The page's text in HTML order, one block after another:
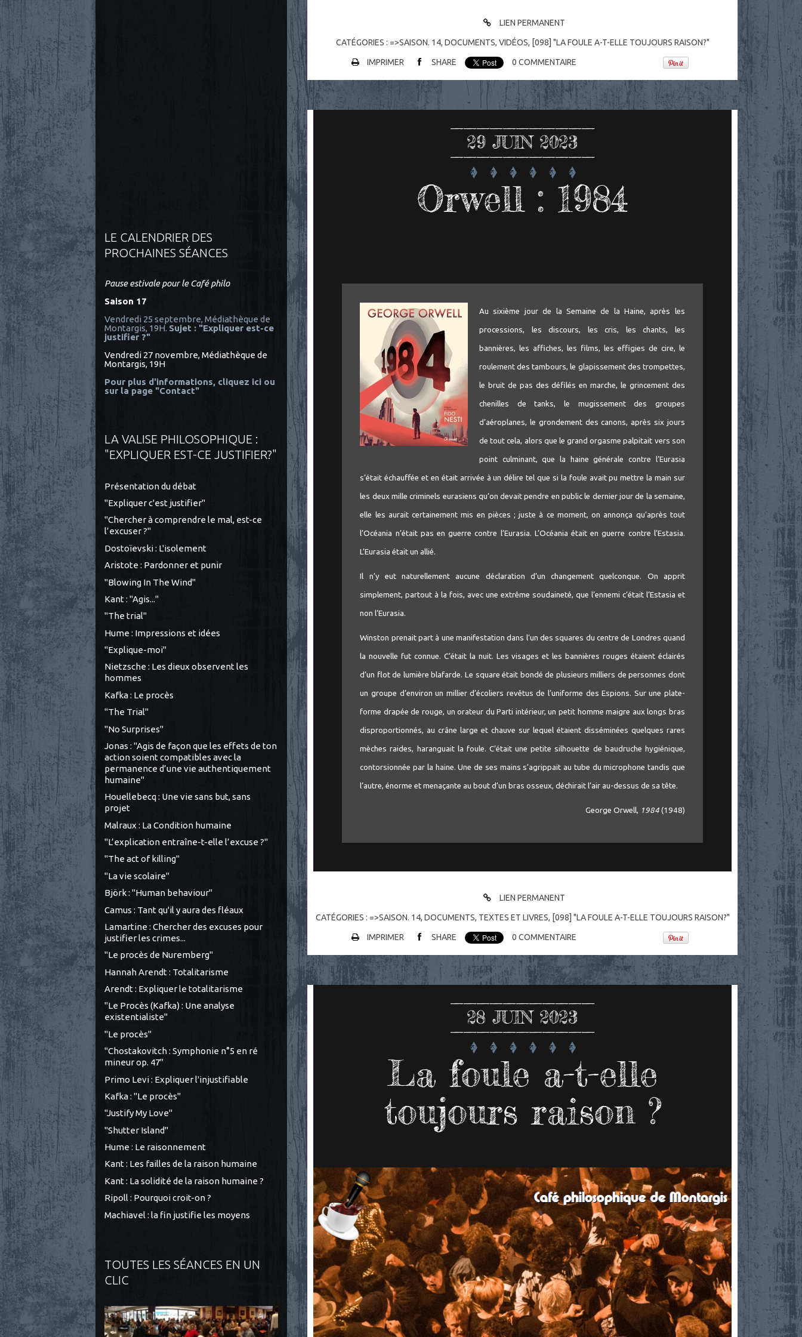
LE CALENDRIER DES
PROCHAINES SÉANCES
Pause estivale pour le Café philo
Saison 17
Vendredi 25 septembre, Médiathèque de
Montargis, 19H. Sujet : "Expliquer est-ce
justifier ?"
Vendredi 27 novembre, Médiathèque de
Montargis, 19H
Pour plus d'informations, cliquez ici ou
sur la page "Contact"
LA VALISE PHILOSOPHIQUE :
"EXPLIQUER EST-CE JUSTIFIER?"
Présentation du débat
"Expliquer c'est justifier"
"Chercher à comprendre le mal, est-ce
l’excuser ?"
Dostoïevski : L'isolement
Aristote : Pardonner et punir
"Blowing In The Wind"
Kant : "Agis..."
"The trial"
Hume : Impressions et idées
"Explique-moi"
Nietzsche : Les dieux observent les
hommes
Kafka : Le procès
"The Trial"
"No Surprises"
Jonas : "Agis de façon que les effets de ton
action soient compatibles avec la
permanence d’une vie authentiquement
humaine"
Houellebecq : Une vie sans but, sans
projet
Malraux : La Condition humaine
"L’explication entraîne-t-elle l’excuse ?"
"The act of killing"
"La vie scolaire"
Björk : "Human behaviour"
Camus : Tant qu'il y aura des fléaux
Lamartine : Chercher des excuses pour
justifier les crimes...
"Le procès de Nuremberg"
Hannah Arendt : Totalitarisme
Arendt : Expliquer le totalitarisme
"Le Procès (Kafka) : Une analyse
existentialiste"
"Le procès"
"Chostakovitch : Symphonie n°5 en ré
mineur op. 47"
Primo Levi : Expliquer l'injustifiable
Kafka : "Le procès"
"Justify My Love"
"Shutter Island"
Hume : Le raisonnement
Kant : Les failles de la raison humaine
Kant : La solidité de la raison humaine ?
Ripoll : Pourquoi croit-on ?
Machiavel : la fin justifie les moyens
TOUTES LES SÉANCES EN UN
CLIC
LIEN PERMANENT
CATÉGORIES : =>SAISON. 14, DOCUMENTS, VIDÉOS, [098] "LA FOULE A-T-ELLE TOUJOURS RAISON?"
IMPRIMER SHARE 0 COMMENTAIRE
29 JUIN 2023
Orwell : 1984
Au sixième jour de la Semaine de la Haine, après les
processions, les discours, les cris, les chants, les
bannières, les affiches, les films, les effigies de cire, le
roulement des tambours, le glapissement des trompettes,
le bruit de pas des défilés en marche, le grincement des
chenilles de tanks, le mugissement des groupes
d’aéroplanes, le grondement des canons, après six jours
de tout cela, alors que le grand orgasme palpitait vers son
point culminant, que la haine générale contre l’Eurasia
s’était échauffée et en était arrivée à un délire tel que si la foule avait pu mettre la main sur
les deux mille criminels eurasiens qu’on devait pendre en public le dernier jour de la semaine,
elle les aurait certainement mis en pièces ; juste à ce moment, on annonça qu’après tout
l’Océania n’était pas en guerre contre l’Eurasia. L’Océania était en guerre contre l’Estasia.
L’Eurasia était un allié.
Il n’y eut naturellement aucune déclaration d’un changement quelconque. On apprit
simplement, partout à la fois, avec une extrême soudaineté, que l’ennemi c’était l’Estasia et
non l’Eurasia.
Winston prenait part à une manifestation dans l’un des squares du centre de Londres quand
la nouvelle fut connue. C’était la nuit. Les visages et les bannières rouges étaient éclairés
d’un flot de lumière blafarde. Le square était bondé de plusieurs milliers de personnes dont
un groupe d’environ un millier d’écoliers revêtus de l’uniforme des Espions. Sur une plate-
forme drapée de rouge, un orateur du Parti intérieur, un petit homme maigre aux longs bras
disproportionnés, au crâne large et chauve sur lequel étaient disséminées quelques rares
mèches raides, haranguait la foule. C’était une petite silhouette de baudruche hygiénique,
contorsionnée par la haine. Une de ses mains s’agrippait au tube du microphone tandis que
l’autre, énorme et menaçante au bout d’un bras osseux, déchirait l’air au-dessus de sa tête.
George Orwell, 1984(1948)
LIEN PERMANENT
CATÉGORIES : =>SAISON. 14, DOCUMENTS, TEXTES ET LIVRES, [098] "LA FOULE A-T-ELLE TOUJOURS RAISON?"
IMPRIMER SHARE 0 COMMENTAIRE
28 JUIN 2023
La foule a-t-elle
toujours raison ?